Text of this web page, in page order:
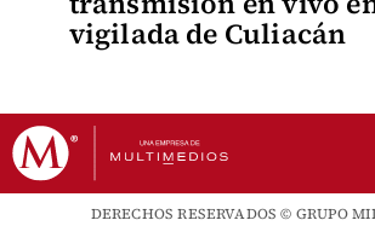
vigilada de Culiacán
DERECHOS RESERVADOS © GRUPO